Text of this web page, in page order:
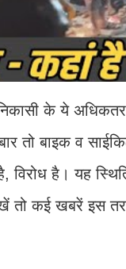
के ये
तो बाइक व
है। यह
कई खबरें इस